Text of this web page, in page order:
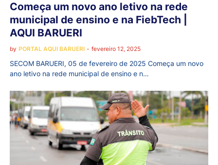
Começa um novo ano letivo na rede
municipal de ensino e na FiebTech |
AQUI BARUERI
by PORTAL AQUI BARUERI - fevereiro 12, 2025
SECOM BARUERI, 05 de fevereiro de 2025 Começa um novo
ano letivo na rede municipal de ensino e n…